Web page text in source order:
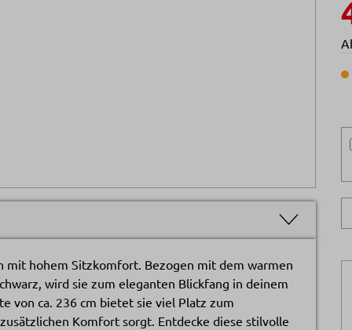
mit hohem Sitzkomfort. Bezogen mit dem warmen
wird sie zum eleganten Blickfang in deinem
von ca. 236 cm bietet sie viel Platz zum
Komfort sorgt. Entdecke diese stilvolle